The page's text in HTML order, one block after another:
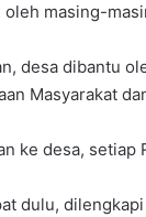
oleh masing-
desa dibantu
Masyarakat
ke desa,
dulu,